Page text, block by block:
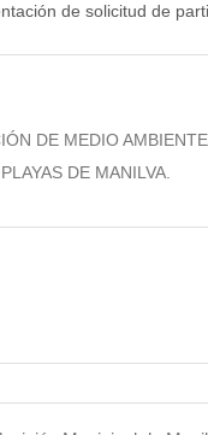
de solicitud de
DE MEDIO
DE MANILVA.